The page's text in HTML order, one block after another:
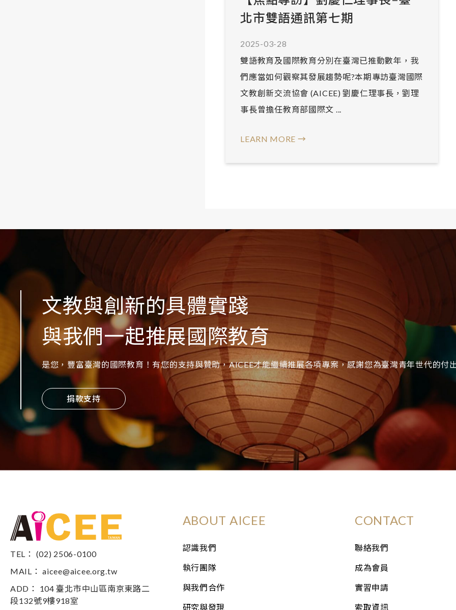
北市雙語通訊第七期
2025-03-28
雙語教育及國際教育分別在臺灣已推動數年，我
們應當如何觀察其發展趨勢呢?本期專訪臺灣國際
文教創新交流協會 (AICEE) 劉慶仁理事長，劉理
事長曾擔任教育部國際文 ...
LEARN MORE →
文教與創新的具體實踐
與我們一起推展國際教育
是您，豐富臺灣的國際教育！有您的支持與贊助，AICEE才能繼續推展各項專案，感謝您為臺灣青年世代的付
捐款支持
TEL： (02) 2506-0100
MAIL：aicee@aicee.org.tw
ADD： 104 臺北市中山區南京東路二
段132號9樓918室
ABOUT AICEE
認識我們
執行團隊
與我們合作
研究與發現
CONTACT
聯絡我們
成為會員
實習申請
索取資訊